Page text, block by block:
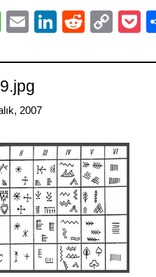
WhatsApp
EmailLinkedIn
Reddit
2007